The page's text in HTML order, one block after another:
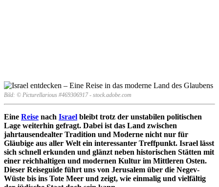
Bild: © Picturellarious #469306917 - stock.adobe.com
Eine Reise nach Israel bleibt trotz der unstabilen politischen
Lage weiterhin gefragt. Dabei ist das Land zwischen
jahrtausendealter Tradition und Moderne nicht nur für
Gläubige aus aller Welt ein interessanter Treffpunkt. Israel lässt
sich schnell erkunden und glänzt neben historischen Stätten mit
einer reichhaltigen und modernen Kultur im Mittleren Osten.
Dieser Reiseguide führt uns von Jerusalem über die Negev-
Wüste bis ins Tote Meer und zeigt, wie einmalig und vielfältig